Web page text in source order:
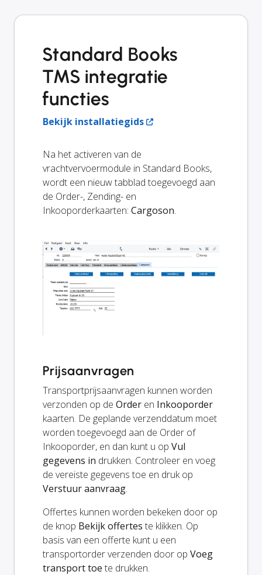
Standard Books
TMS integratie
functies
Bekijk installatiegids
Na het activeren van de
vrachtvervoermodule in Standard Books,
wordt een nieuw tabblad toegevoegd aan
de Order-, Zending- en
Inkooporderkaarten: Cargoson.
Prijsaanvragen
Transportprijsaanvragen kunnen worden
verzonden op de Order en Inkooporder
kaarten. De geplande verzenddatum moet
worden toegevoegd aan de Order of
Inkooporder, en dan kunt u op Vul
gegevens in drukken. Controleer en voeg
de vereiste gegevens toe en druk op
Verstuur aanvraag.
Offertes kunnen worden bekeken door op
de knop Bekijk offertes te klikken. Op
basis van een offerte kunt u een
transportorder verzenden door op Voeg
transport toe te drukken.